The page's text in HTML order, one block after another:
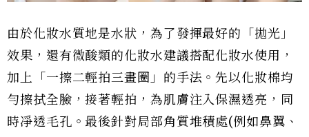
由於化妝水質地是水狀，為了發揮最好的「拋光」
效果，還有微酸類的化妝水建議搭配化妝水使用，
加上「一擦二輕拍三畫圈」的手法。先以化妝棉均
勻擦拭全臉，接著輕拍，為肌膚注入保濕透亮，同
時凈透毛孔。最後針對局部角質堆積處(例如鼻翼、